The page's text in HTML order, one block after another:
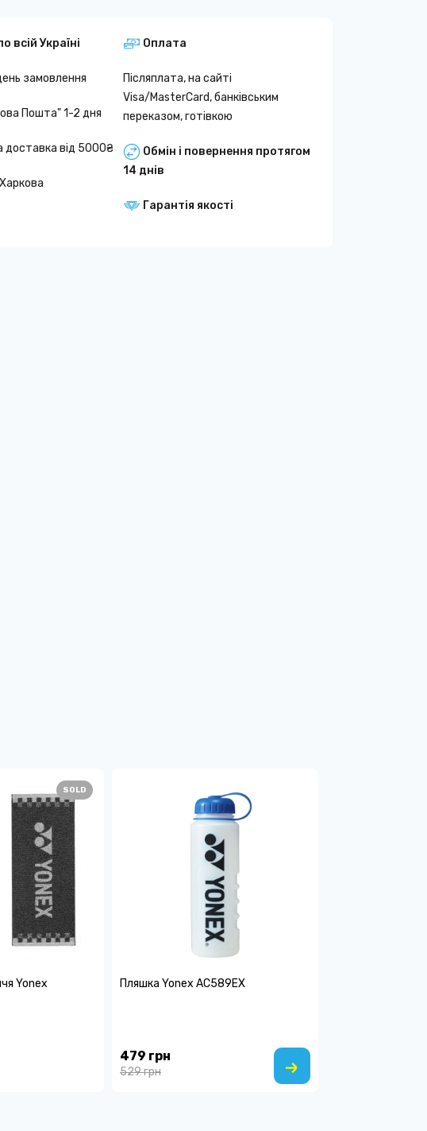
всій Україні
замовлення
Пошта" 1-2 дня
доставка від 5000₴
Оплата
Післяплата, на сайті
Visa/MasterCard, банківським
переказом, готівкою
Обмін і повернення протягом
14 днів
Гарантія якості
SOLD
Yonex
Пляшка Yonex AC589EX
479 грн
529 грн